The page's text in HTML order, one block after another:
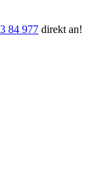
84 977 direkt an!